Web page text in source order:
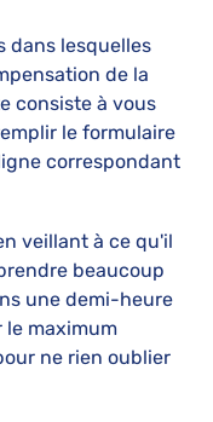
dans lesquelles
de la
consiste à vous
le formulaire
correspondant
veillant à ce qu'il
beaucoup
une demi-heure
le maximum
ne rien oublier